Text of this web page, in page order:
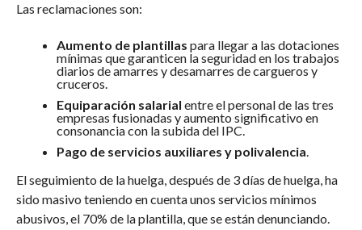
Las reclamaciones son:
Aumento de plantillas para llegar a las dotaciones
mínimas que garanticen la seguridad en los trabajos
diarios de amarres y desamarres de cargueros y
cruceros.
Equiparación salarial entre el personal de las tres
empresas fusionadas y aumento significativo en
consonancia con la subida del IPC.
Pago de servicios auxiliares y polivalencia.
El seguimiento de la huelga, después de 3 días de huelga, ha
sido masivo teniendo en cuenta unos servicios mínimos
abusivos, el 70% de la plantilla, que se están denunciando.